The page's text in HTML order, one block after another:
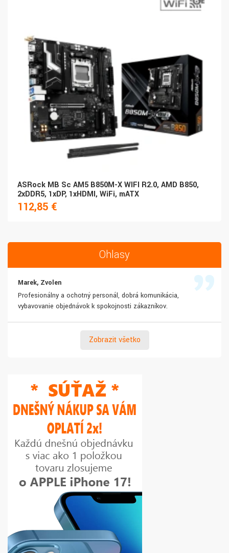
ASRock MB Sc AM5 B850M-X WIFI R2.0, AMD B850,
2xDDR5, 1xDP, 1xHDMI, WiFi, mATX
112,85 €
Ohlasy
Marek, Zvolen
Profesionálny a ochotný personál, dobrá komunikácia,
vybavovanie objednávok k spokojnosti zákazníkov.
Zobraziť všetko